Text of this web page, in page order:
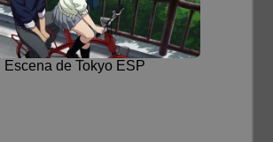
Escena de Tokyo ESP